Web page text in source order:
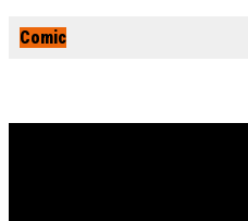
Comic